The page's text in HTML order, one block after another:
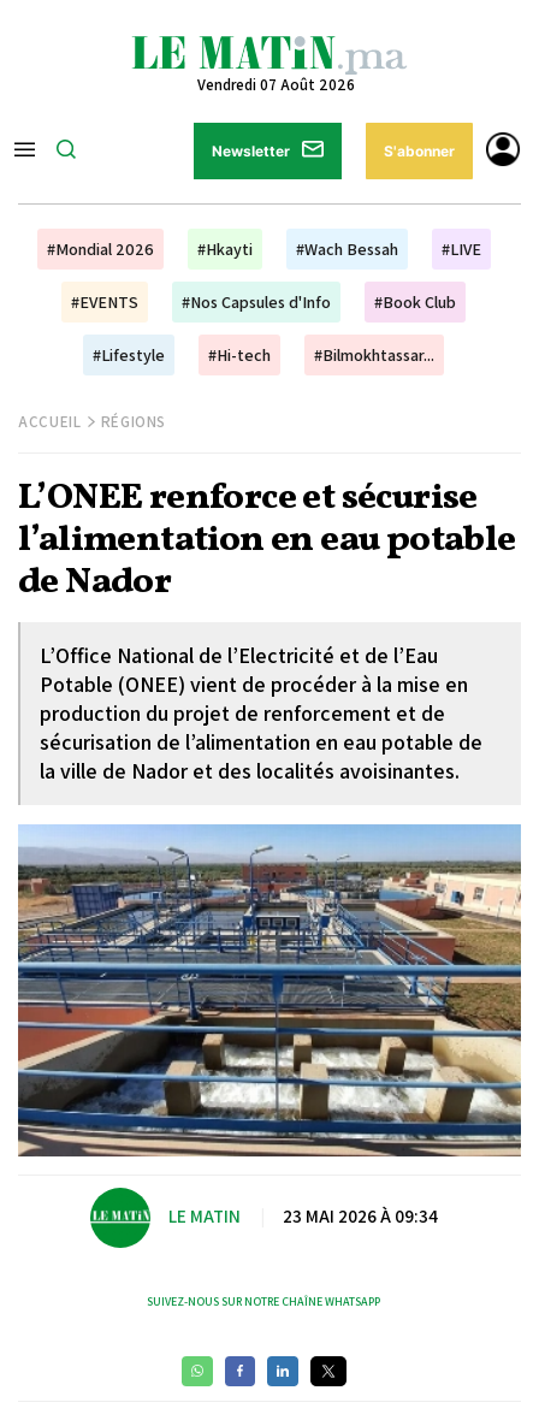
Vendredi 07 Août 2026
Newsletter S'abonner
#Mondial 2026 #Hkayti #Wach Bessah #LIVE
#EVENTS #Nos Capsules d'Info #Book Club
#Lifestyle #Hi-tech #Bilmokhtassar...
ACCUEIL RÉGIONS
L’ONEE renforce et sécurise
l’alimentation en eau potable
de Nador
L’Office National de l’Electricité et de l’Eau
Potable (ONEE) vient de procéder à la mise en
production du projet de renforcement et de
sécurisation de l’alimentation en eau potable de
la ville de Nador et des localités avoisinantes.
LE MATIN 23 MAI 2026 À 09:34
SUIVEZ-NOUS SUR NOTRE CHAÎNE WHATSAPP